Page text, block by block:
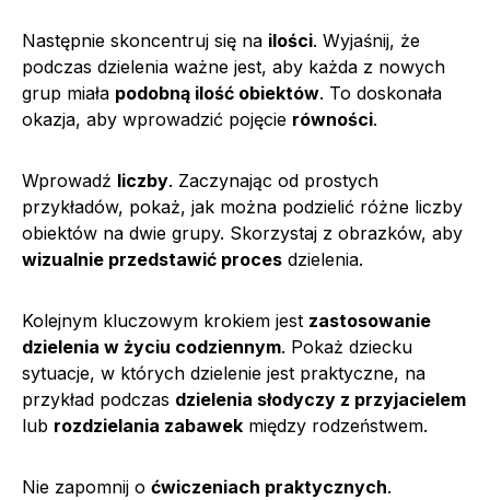
Następnie skoncentruj się na ilości. Wyjaśnij, że
podczas dzielenia ważne jest, aby każda z nowych
grup miała podobną ilość obiektów. To doskonała
okazja, aby wprowadzić pojęcie równości.
Wprowadź liczby. Zaczynając od prostych
przykładów, pokaż, jak można podzielić różne liczby
obiektów na dwie grupy. Skorzystaj z obrazków, aby
wizualnie przedstawić proces dzielenia.
Kolejnym kluczowym krokiem jest zastosowanie
dzielenia w życiu codziennym. Pokaż dziecku
sytuacje, w których dzielenie jest praktyczne, na
przykład podczas dzielenia słodyczy z przyjacielem
lub rozdzielania zabawek między rodzeństwem.
Nie zapomnij o ćwiczeniach praktycznych.